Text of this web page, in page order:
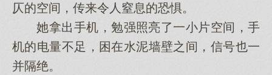
仄的空间，传来令人窒息的恐惧。
她拿出手机，勉强照亮了一小片空间，手
机的电量不足，困在水泥墙壁之间，信号也一
并隔绝。